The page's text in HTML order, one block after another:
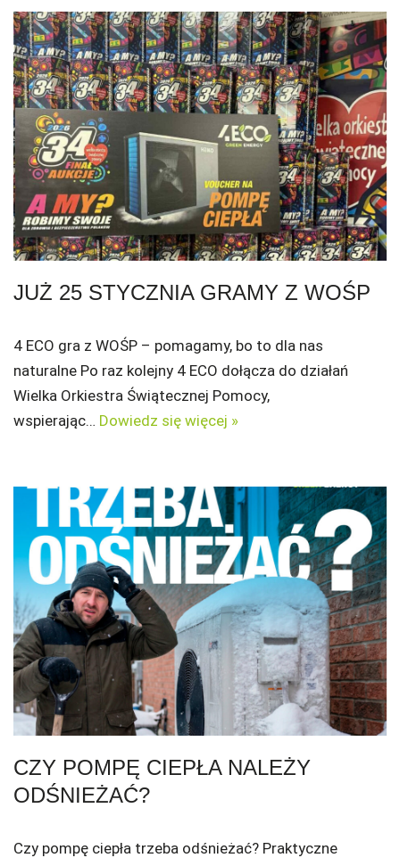
JUŻ 25 STYCZNIA GRAMY Z WOŚP
4 ECO gra z WOŚP – pomagamy, bo to dla nas
naturalne Po raz kolejny 4 ECO dołącza do działań
Wielka Orkiestra Świątecznej Pomocy,
wspierając… Dowiedz się więcej »
CZY POMPĘ CIEPŁA NALEŻY
ODŚNIEŻAĆ?
Czy pompę ciepła trzeba odśnieżać? Praktyczne